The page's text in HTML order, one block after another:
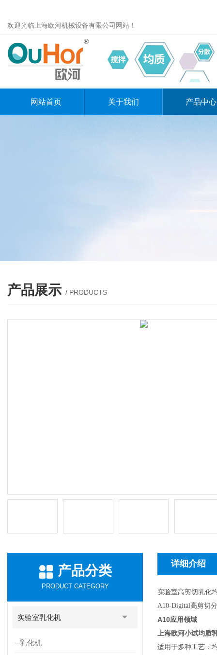
欢迎光临上海欧河机械设备有限公司网站！
网站首页 关于我们 产品中心
产品展示 / PRODUCTS
产品分类
PRODUCT CATEGORY
实验室乳化机
乳化机
详细介绍
实验室高剪切乳化
A10-Digital高剪切
A10应用领域
上海欧河小试均质
适用于多种工艺：